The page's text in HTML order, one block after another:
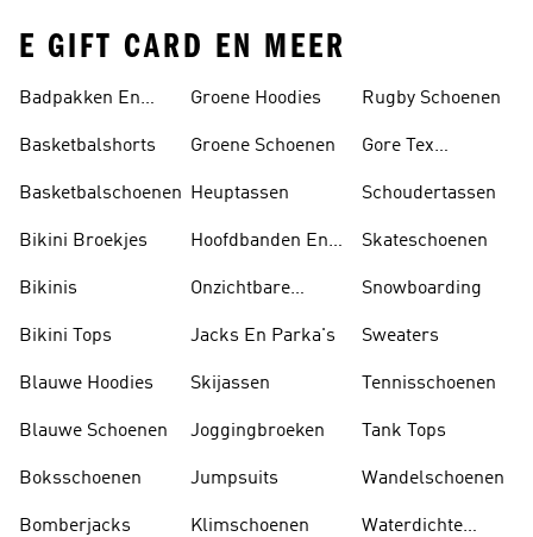
E GIFT CARD EN MEER
Badpakken En
Basketbalshorts
Basketbalschoenen
Bikini Broekjes
Bikinis
Bikini Tops
Blauwe Hoodies
Blauwe Schoenen
Boksschoenen
Bomberjacks
Groene Hoodies
Groene Schoenen
Heuptassen
Hoofdbanden En
Onzichtbare
Jacks En Parka's
Skijassen
Joggingbroeken
Jumpsuits
Klimschoenen
Rugby Schoenen
Gore Tex
Schoudertassen
Skateschoenen
Snowboarding
Sweaters
Tennisschoenen
Tank Tops
Wandelschoenen
Waterdichte